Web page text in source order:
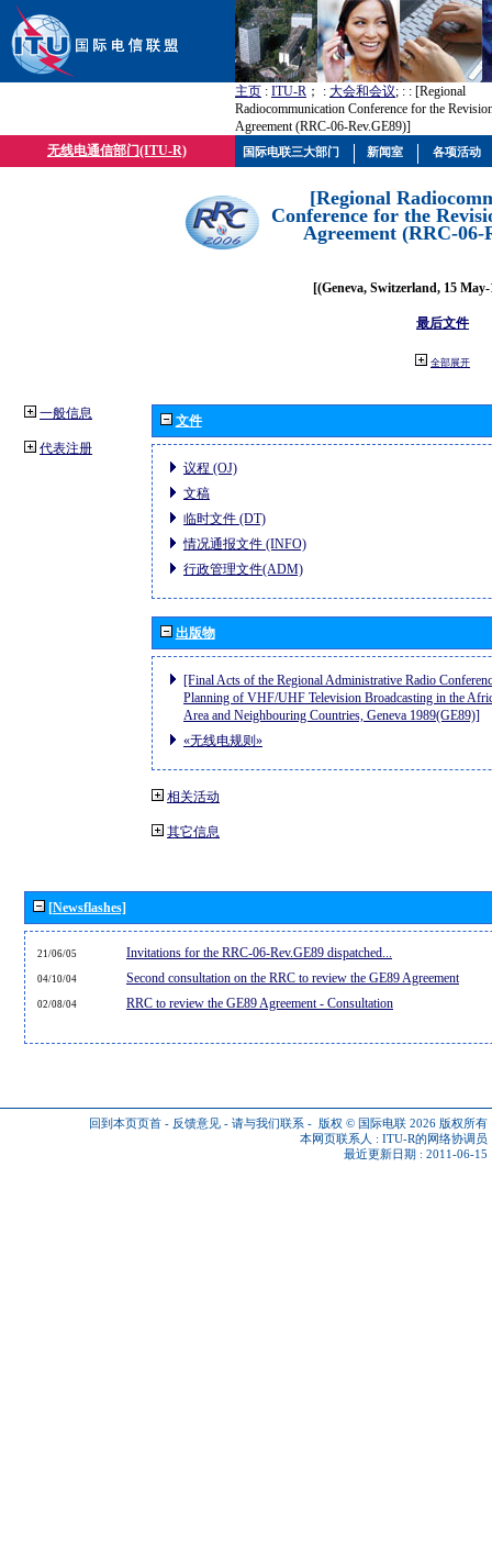
主页 : ITU-R ； : 大会和会议; : : [Regional
Radiocommunication Conference for the
Agreement (RRC-06-Rev.GE89)]
无线电通信部门(ITU-R)
[Regional
Conference for the
Agreement (RRC-06-
[(Geneva, Switzerland, 15
最后文件
全部展开
一般信息
代表注册
文件
议程 (OJ)
文稿
临时文件 (DT)
情况通报文件 (INFO)
行政管理文件(ADM)
出版物
[Final Acts of the Regional Administrative Radio
Planning of VHF/UHF Television Broadcasting in the
Area and Neighbouring Countries, Geneva 1989(GE89)]
«无线电规则»
相关活动
其它信息
[Newsflashes]
21/06/05 Invitations for the RRC-06-Rev.GE89 dispatched...
04/10/04 Second consultation on the RRC to review the GE89 Agreement
02/08/04 RRC to review the GE89 Agreement - Consultation
回到本页页首 - 反馈意见 - 请与我们联系 - 版权 © 国际电联 2026 版权所有
本网页联系人 : ITU-R的网络协调员
最近更新日期 : 2011-06-15
国际电联三大部门 新闻室 各项活动